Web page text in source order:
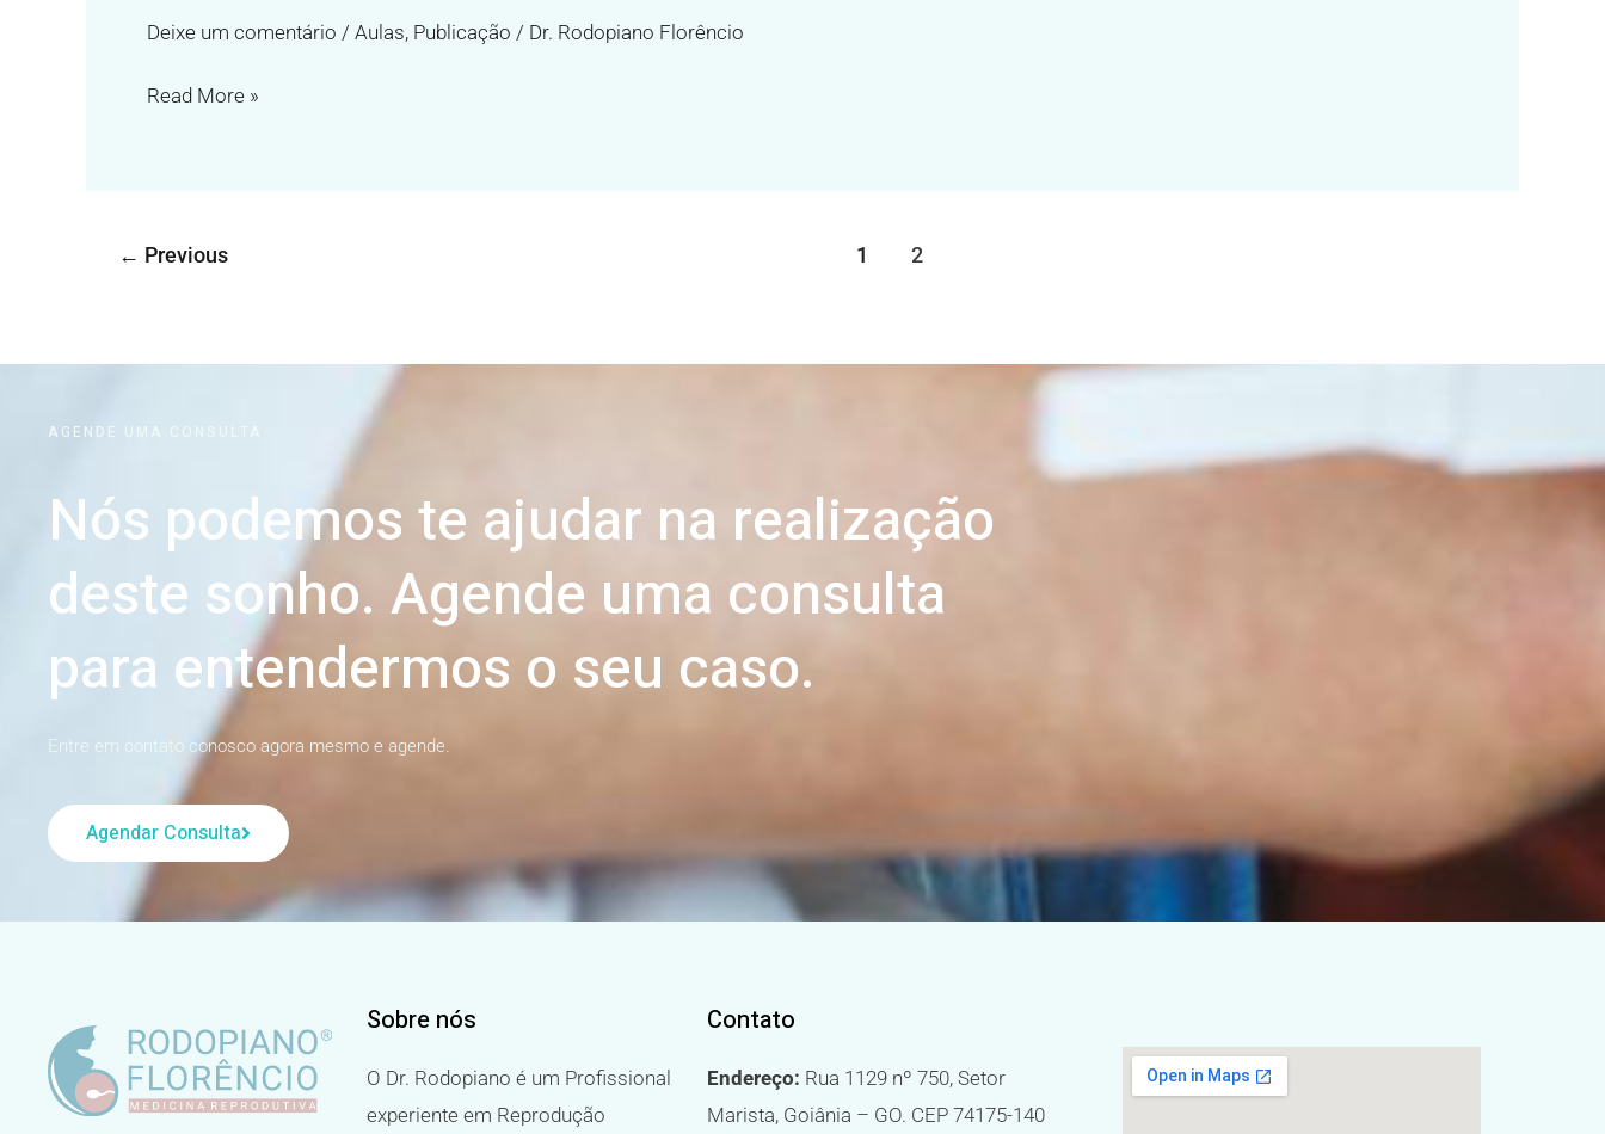
Deixe um comentário / Aulas, Publicação / Dr. Rodopiano Florêncio
Read More »
← Previous 1 2
AGENDE UMA CONSULTA
Nós podemos te ajudar na realização
deste sonho. Agende uma consulta
para entendermos o seu caso.
Entre em contato conosco agora mesmo e agende.
Agendar Consulta
Sobre nós
O Dr. Rodopiano é um Profissional
experiente em Reprodução
Contato
Endereço: Rua 1129 nº 750, Setor
Marista, Goiânia – GO. CEP 74175-140